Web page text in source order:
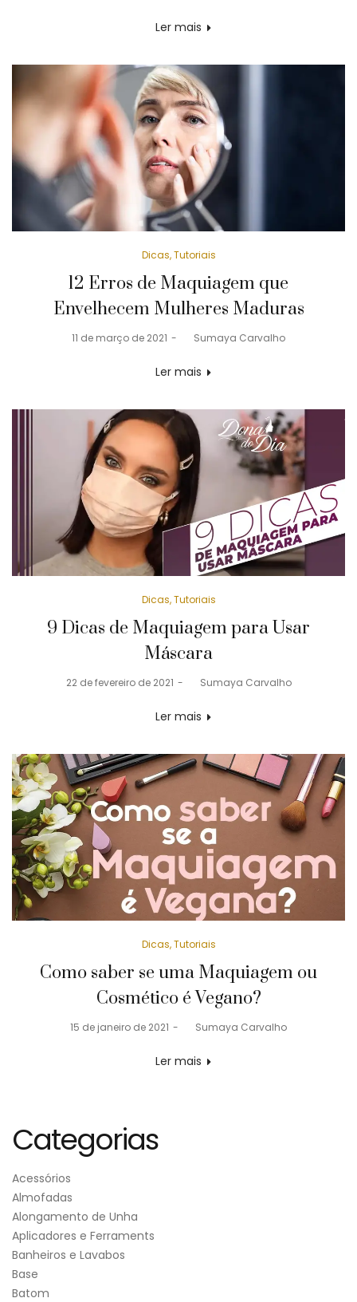
Ler mais
Posted
Dicas Tutoriais
12 Erros de Maquiagem que
Envelhecem Mulheres Maduras
Posted
11 de março de 2021 Sumaya Carvalho
Ler mais
Posted
Dicas Tutoriais
9 Dicas de Maquiagem para Usar
Máscara
Posted
22 de fevereiro de 2021 Sumaya Carvalho
Ler mais
Posted
Dicas Tutoriais
Como saber se uma Maquiagem ou
Cosmético é Vegano?
Posted
15 de janeiro de 2021 Sumaya Carvalho
Ler mais
Categorias
Acessórios
Almofadas
Alongamento de Unha
Aplicadores e Ferraments
Banheiros e Lavabos
Base
Batom